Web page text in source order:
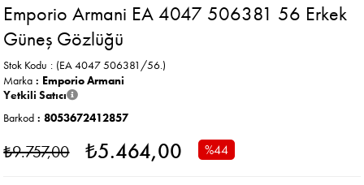
Emporio Armani EA 4047 506381 56 Erkek
Güneş Gözlüğü
(EA 4047 506381/56.)
Stok Kodu
Marka : Emporio Armani
Yetkili Satıcı
Barkod : 8053672412857
₺9.757,00 ₺5.464,00 %44